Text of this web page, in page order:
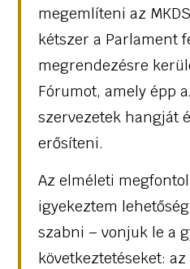
megemlíteni az
kétszer a Parlament
megrendezésre
Fórumot, amely épp
szervezetek hangját
erősíteni.
Az elméleti
igyekeztem
szabni – vonjuk le a
következtetéseket: